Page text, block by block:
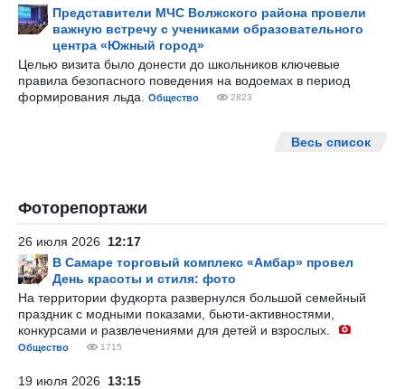
Представители МЧС Волжского района провели
важную встречу с учениками образовательного
центра «Южный город»
Целью визита было донести до школьников ключевые
правила безопасного поведения на водоемах в период
формирования льда.
Общество 2823
Весь список
Фоторепортажи
26 июля 2026 12:17
В Самаре торговый комплекс «Амбар» провел
День красоты и стиля: фото
На территории фудкорта развернулся большой семейный
праздник с модными показами, бьюти-активностями,
конкурсами и развлечениями для детей и взрослых.
Общество 1715
19 июля 2026 13:15